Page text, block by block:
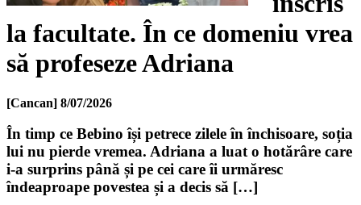
la facultate. În ce domeniu vrea
să profeseze Adriana
[Cancan] 8/07/2026
În timp ce Bebino își petrece zilele în închisoare, soția
lui nu pierde vremea. Adriana a luat o hotărâre care
i-a surprins până și pe cei care îi urmăresc
îndeaproape povestea și a decis să […]